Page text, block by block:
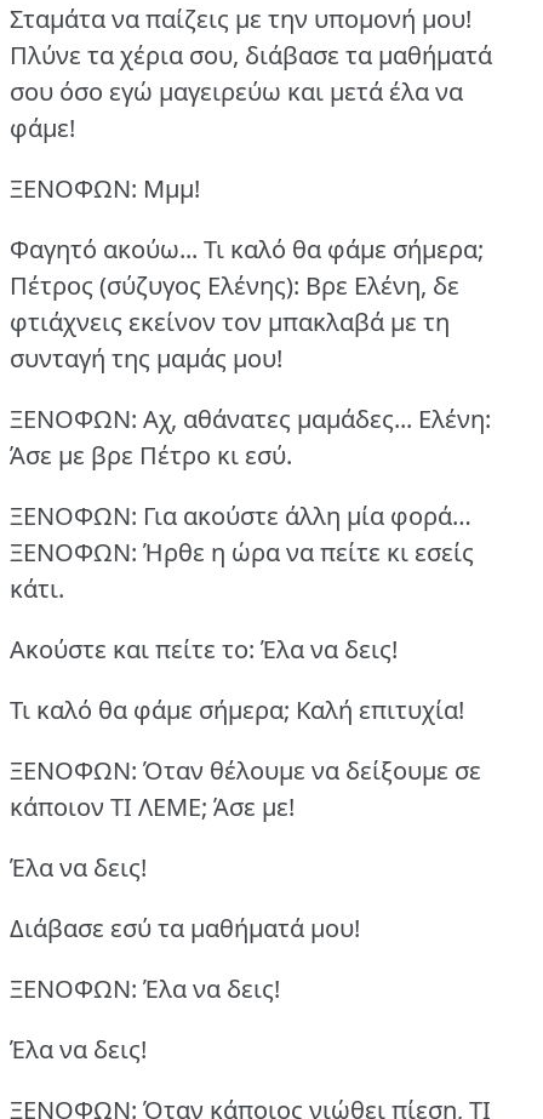
Σταμάτα να παίζεις με την υπομονή μου!
Πλύνε τα χέρια σου, διάβασε τα μαθήματά
σου όσο εγώ μαγειρεύω και μετά έλα να
φάμε!
ΞΕΝΟΦΩΝ: Μμμ!
Φαγητό ακούω... Τι καλό θα φάμε σήμερα;
Πέτρος (σύζυγος Ελένης): Βρε Ελένη, δε
φτιάχνεις εκείνον τον μπακλαβά με τη
συνταγή της μαμάς μου!
ΞΕΝΟΦΩΝ: Αχ, αθάνατες μαμάδες... Ελένη:
Άσε με βρε Πέτρο κι εσύ.
ΞΕΝΟΦΩΝ: Για ακούστε άλλη μία φορά…
ΞΕΝΟΦΩΝ: Ήρθε η ώρα να πείτε κι εσείς
κάτι.
Ακούστε και πείτε το: Έλα να δεις!
Τι καλό θα φάμε σήμερα; Καλή επιτυχία!
ΞΕΝΟΦΩΝ: Όταν θέλουμε να δείξουμε σε
κάποιον ΤΙ ΛΕΜΕ; Άσε με!
Έλα να δεις!
Διάβασε εσύ τα μαθήματά μου!
ΞΕΝΟΦΩΝ: Έλα να δεις!
Έλα να δεις!
ΞΕΝΟΦΩΝ: Όταν κάποιος νιώθει πίεση, ΤΙ